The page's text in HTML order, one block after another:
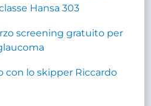
Hansa 303
screening gratuito per
con lo skipper Riccardo